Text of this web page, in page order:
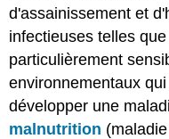
d'assainissement et
infectieuses telles
particulièrement
environnementaux
développer une
malnutrition